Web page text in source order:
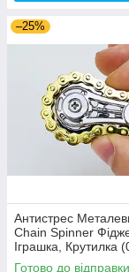
–25%
Антистрес
Chain Spinner
Іграшка, Крутилка
Готово до відправки